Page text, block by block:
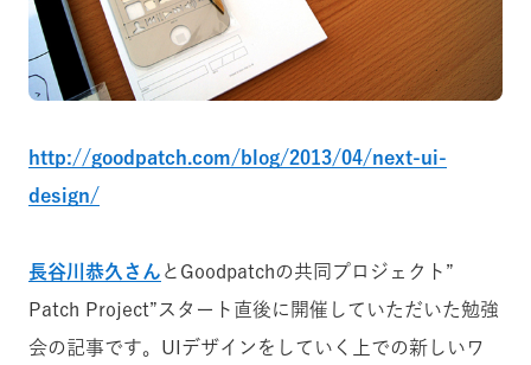
http://goodpatch.com/blog/2013/04/next-ui-
design/
長谷川恭久さん とGoodpatchの共同プロジェクト”
Patch Project”スタート直後に開催していただいた勉強
会の記事です。UIデザインをしていく上での新しいワ